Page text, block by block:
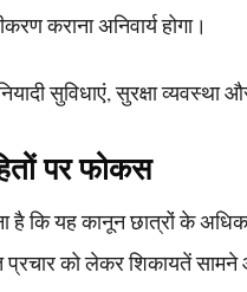
कराना अनिवार्य होगा।
सुविधाएं, सुरक्षा व्यवस्था
पर फोकस
है कि यह कानून छात्रों के
को लेकर शिकायतें सामने